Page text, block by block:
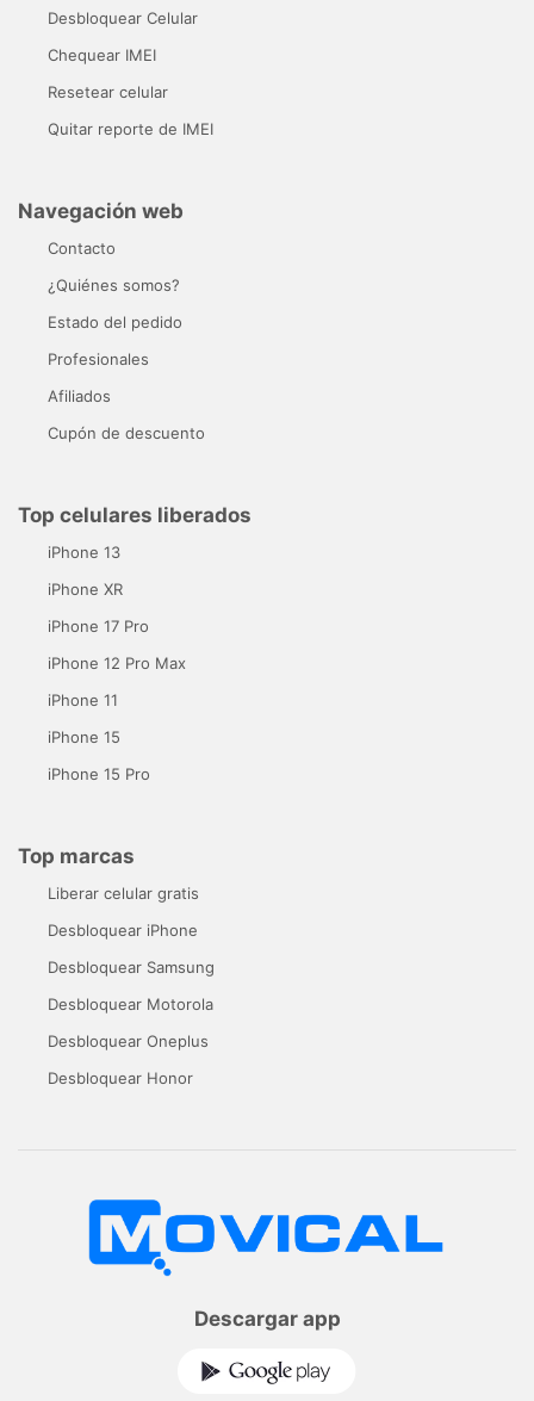
Desbloquear Celular
Chequear IMEI
Resetear celular
Quitar reporte de IMEI
Navegación web
Contacto
¿Quiénes somos?
Estado del pedido
Profesionales
Afiliados
Cupón de descuento
Top celulares liberados
iPhone 13
iPhone XR
iPhone 17 Pro
iPhone 12 Pro Max
iPhone 11
iPhone 15
iPhone 15 Pro
Top marcas
Liberar celular gratis
Desbloquear iPhone
Desbloquear Samsung
Desbloquear Motorola
Desbloquear Oneplus
Desbloquear Honor
Descargar app